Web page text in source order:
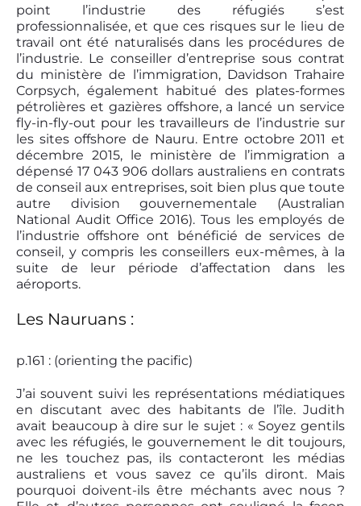
point l’industrie des réfugiés s’est
professionnalisée, et que ces risques sur le lieu de
travail ont été naturalisés dans les procédures de
l’industrie. Le conseiller d’entreprise sous contrat
du ministère de l’immigration, Davidson Trahaire
Corpsych, également habitué des plates-formes
pétrolières et gazières offshore, a lancé un service
fly-in-fly-out pour les travailleurs de l’industrie sur
les sites offshore de Nauru. Entre octobre 2011 et
décembre 2015, le ministère de l’immigration a
dépensé 17 043 906 dollars australiens en contrats
de conseil aux entreprises, soit bien plus que toute
autre division gouvernementale (Australian
National Audit Office 2016). Tous les employés de
l’industrie offshore ont bénéficié de services de
conseil, y compris les conseillers eux-mêmes, à la
suite de leur période d’affectation dans les
aéroports.
Les Nauruans :
p.161 : (orienting the pacific)
J’ai souvent suivi les représentations médiatiques
en discutant avec des habitants de l’île. Judith
avait beaucoup à dire sur le sujet : « Soyez gentils
avec les réfugiés, le gouvernement le dit toujours,
ne les touchez pas, ils contacteront les médias
australiens et vous savez ce qu’ils diront. Mais
pourquoi doivent-ils être méchants avec nous ?